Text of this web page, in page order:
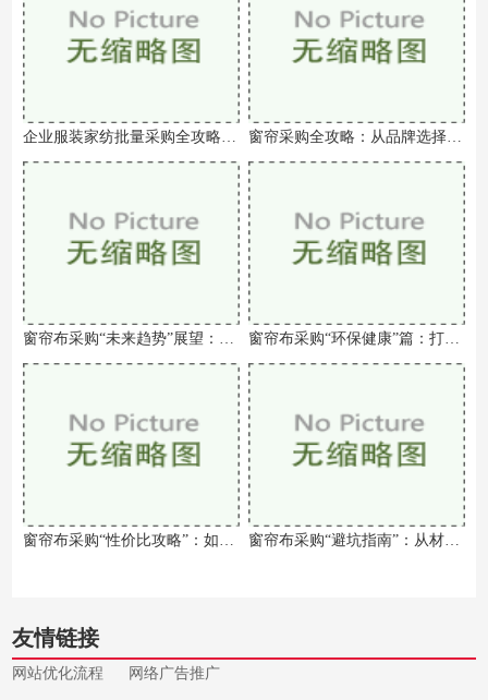
企业服装家纺批量采购全攻略，降本增效、品质可控，避开采购陷阱 窗帘采购全攻略：从品牌选择到功能适配的终极指南
窗帘布采购“未来趋势”展望：智能化与个性化并驾齐驱 窗帘布采购“环保健康”篇：打造绿色家居新风尚
窗帘布采购“性价比攻略”：如何预算内打造理想家居 窗帘布采购“避坑指南”：从材质到安装的全流程解码
友情链接
网站优化流程 网络广告推广